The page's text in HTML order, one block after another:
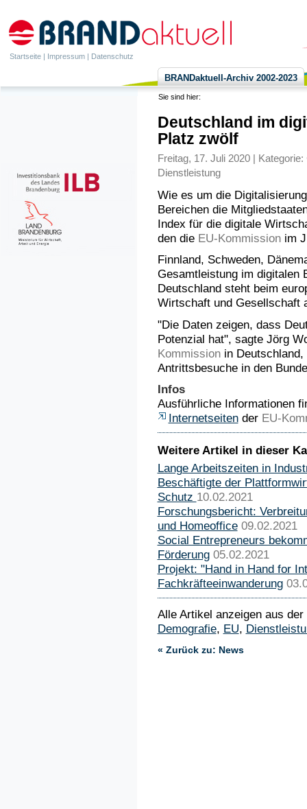
Startseite | Impressum | Datenschutz
BRANDaktuell-Archiv 2002-2023
Sie sind hier:
Deutschland im
Platz zwölf
Freitag, 17. Juli 2020 | Kategorie:
Dienstleistung
Wie es um die
Bereichen die
Index für die digitale
den die EU-Kommissionim
Finnland, Schweden,
Gesamtleistung im digitalen
Deutschland steht beim
Wirtschaft und Gesellschaft
"Die Daten zeigen, dass
Potenzial hat", sagte Jörg
Kommissionin Deutschland,
Antrittsbesuche in den
Infos
Ausführliche Informationen
Internetseitender EU-
Weitere Artikel in dieser
Lange Arbeitszeiten in
Beschäftigte der
Schutz 10.02.2021
Forschungsbericht:
und Homeoffice 09.02.2021
Social Entrepreneurs
Förderung 05.02.2021
Projekt: "Hand in Hand for
Fachkräfteeinwanderung
Alle Artikel anzeigen aus
Demografie, EU,
« Zurück zu: News